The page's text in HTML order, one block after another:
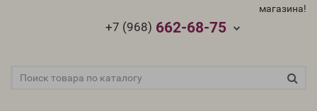
магазина!
+7 (968) 662-68-75